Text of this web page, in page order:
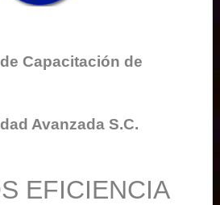
Capacitación de
Avanzada S.C.
EFICIENCIA